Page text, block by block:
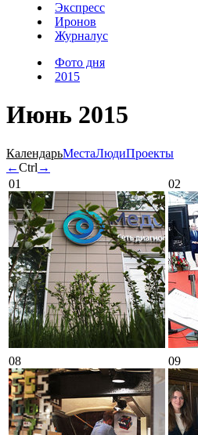
Экспресс
Иронов
Журналус
Фото дня
2015
Июнь 2015
КалендарьМестаЛюдиПроекты
←Ctrl →
01
02
08 09